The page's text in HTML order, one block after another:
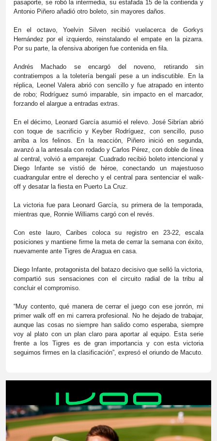
pasaporte, se robó la intermedia, su estafada 15 de la contienda y
Antonio Piñero añadió otro boleto, sin mayores daños.
En el octavo, Yoelvin Silven recibió vuelacerca de Gorkys
Hernández por el izquierdo, reinstalando el empate en la pizarra.
Por su parte, la ofensiva aborigen fue contenida en fila.
Andrés Machado se encargó del noveno, retirando sin
contratiempos a la toletería bengalí pese a un indiscutible. En la
réplica, Leonel Valera abrió con sencillo y fue atrapado en intento
de robo; Rodríguez sumó imparable, sin impacto en el marcador,
forzando el alargue a entradas extras.
En el décimo, Leonard García asumió el relevo. José Sibrían abrió
con toque de sacrificio y Keyber Rodríguez, con sencillo, puso
arriba a los felinos. En la reacción, Piñero inició en segunda,
avanzó a la antesala con rodado y Carlos Pérez, con doble de línea
al central, volvió a emparejar. Cuadrado recibió boleto intencional y
Diego Infante se vistió de héroe, conectando un majestuoso
cuadrangular entre el derecho y el central para sentenciar el walk-
off y desatar la fiesta en Puerto La Cruz.
La victoria fue para Leonard García, su primera de la temporada,
mientras que, Ronnie Williams cargó con el revés.
Con este lauro, Caribes coloca su registro en 23-22, escala
posiciones y mantiene firme la meta de cerrar la semana con éxito,
nuevamente ante Tigres de Aragua en casa.
Diego Infante, protagonista del batazo decisivo que selló la victoria,
compartió sus sensaciones con el circuito radial de la tribu al
concluir el compromiso.
“Muy contento, qué manera de cerrar el juego con ese jonrón, mi
primer walk off en mi carrera profesional. No he dejado de trabajar,
aunque las cosas no siempre han salido como esperaba, siempre
voy al plato con un plan claro para aportar al equipo. Esta serie
frente a los Tigres es de gran importancia y con esta victoria
seguimos firmes en la clasificación”, expresó el oriundo de Macuto.